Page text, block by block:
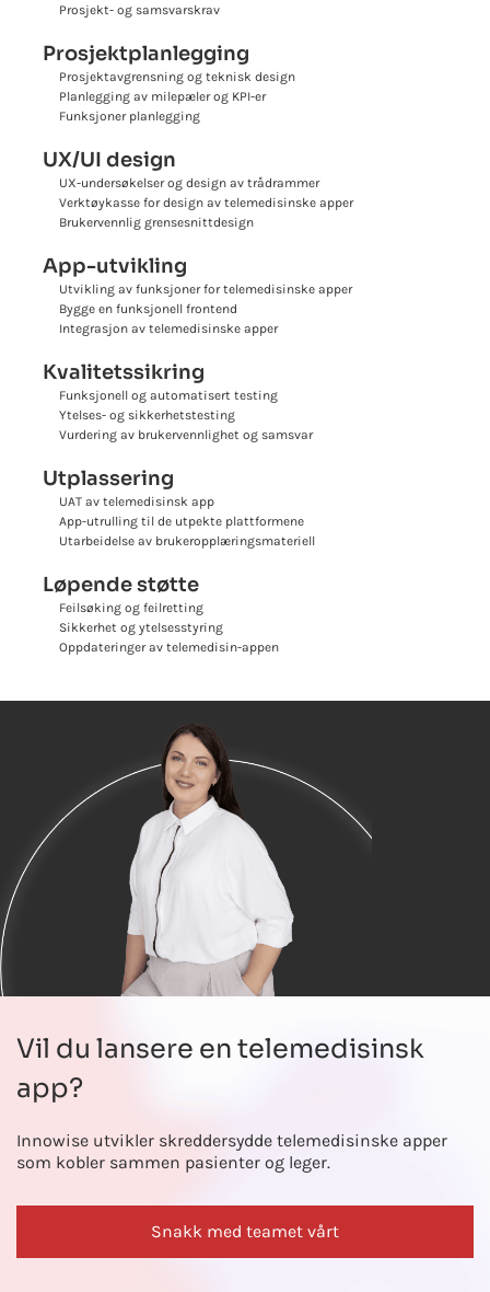
Prosjekt- og samsvarskrav
Prosjektplanlegging
Prosjektavgrensning og teknisk design
Planlegging av milepæler og KPI-er
Funksjoner planlegging
UX/UI design
UX-undersøkelser og design av trådrammer
Verktøykasse for design av telemedisinske apper
Brukervennlig grensesnittdesign
App-utvikling
Utvikling av funksjoner for telemedisinske apper
Bygge en funksjonell frontend
Integrasjon av telemedisinske apper
Kvalitetssikring
Funksjonell og automatisert testing
Ytelses- og sikkerhetstesting
Vurdering av brukervennlighet og samsvar
Utplassering
UAT av telemedisinsk app
App-utrulling til de utpekte plattformene
Utarbeidelse av brukeropplæringsmateriell
Løpende støtte
Feilsøking og feilretting
Sikkerhet og ytelsesstyring
Oppdateringer av telemedisin-appen
Vil du lansere en telemedisinsk
app?
Innowise utvikler skreddersydde telemedisinske apper
som kobler sammen pasienter og leger.
Snakk med teamet vårt